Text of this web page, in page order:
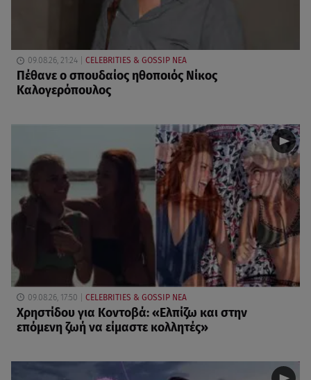
09.08.26, 21:24 CELEBRITIES & GOSSIP ΝΕΑ
Πέθανε ο σπουδαίος ηθοποιός Νίκος
Καλογερόπουλος
09.08.26, 17:50 CELEBRITIES & GOSSIP ΝΕΑ
Χρηστίδου για Κοντοβά: «Ελπίζω και στην
επόμενη ζωή να είμαστε κολλητές»